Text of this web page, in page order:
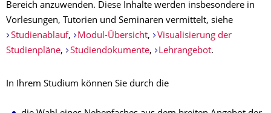
Bereich anzuwenden. Diese Inhalte werden insbesondere in
Vorlesungen, Tutorien und Seminaren vermittelt, siehe
Studienablauf, Modul-Übersicht,
Visualisierung der
Studienpläne, Studiendokumente, Lehrangebot.
In Ihrem Studium können Sie durch die